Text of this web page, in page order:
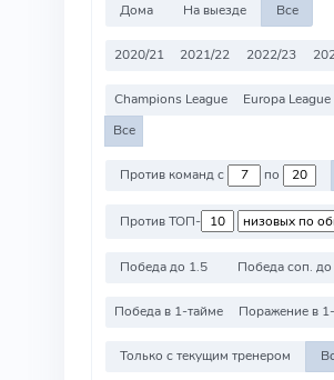
Дома На выезде Все
2020/21 2021/22 2022/23
Champions League Europa League
Все
Против команд с по
Против ТОП-
Победа до 1.5 Победа соп.
Победа в 1-тайме Поражение в
Только с текущим тренером